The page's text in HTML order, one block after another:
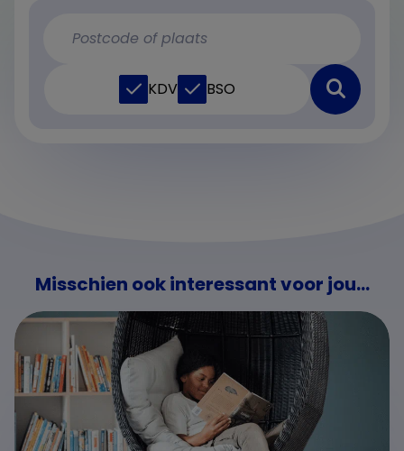
KDV BSO
Misschien ook interessant voor jou...